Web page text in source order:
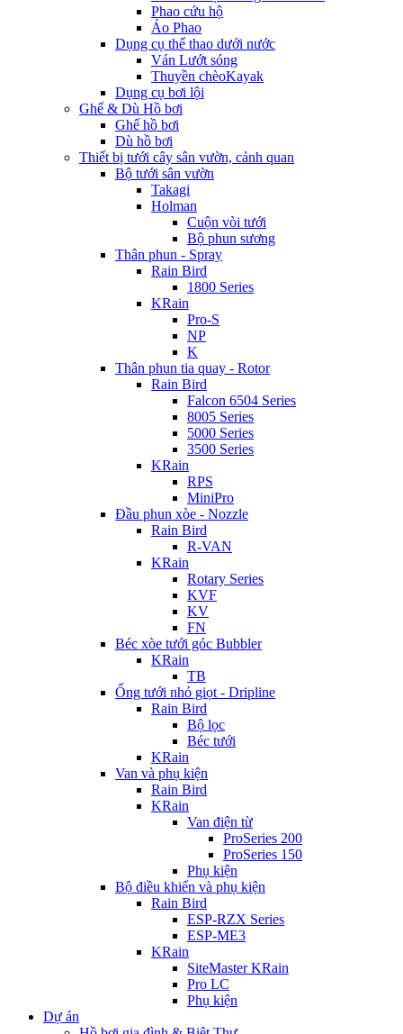
Phao cứu hộ
Áo Phao
Dụng cụ thể thao dưới nước
Ván Lướt sóng
Thuyền chèoKayak
Dụng cụ bơi lội
Ghế & Dù Hồ bơi
Ghế hồ bơi
Dù hồ bơi
Thiết bị tưới cây sân vườn, cảnh quan
Bộ tưới sân vườn
Takagi
Holman
Cuộn vòi tưới
Bộ phun sương
Thân phun - Spray
Rain Bird
1800 Series
KRain
Pro-S
NP
K
Thân phun tia quay - Rotor
Rain Bird
Falcon 6504 Series
8005 Series
5000 Series
3500 Series
KRain
RPS
MiniPro
Đầu phun xòe - Nozzle
Rain Bird
R-VAN
KRain
Rotary Series
KVF
KV
FN
Béc xòe tưới góc Bubbler
KRain
TB
Ống tưới nhỏ giọt - Dripline
Rain Bird
Bộ lọc
Béc tưới
KRain
Van và phụ kiện
Rain Bird
KRain
Van điện từ
ProSeries 200
ProSeries 150
Phụ kiện
Bộ điều khiển và phụ kiện
Rain Bird
ESP-RZX Series
ESP-ME3
KRain
SiteMaster KRain
Pro LC
Phụ kiện
Dự án